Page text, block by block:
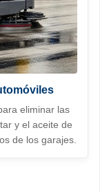
eliminar las
y el aceite de
de los garajes.